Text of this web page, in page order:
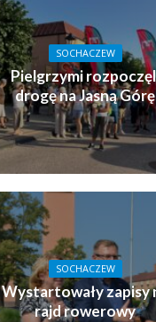
SOCHACZEW
Pielgrzymi
drogę na Jasną Górę
SOCHACZEW
Wystartowały zapisy
rajd rowerowy